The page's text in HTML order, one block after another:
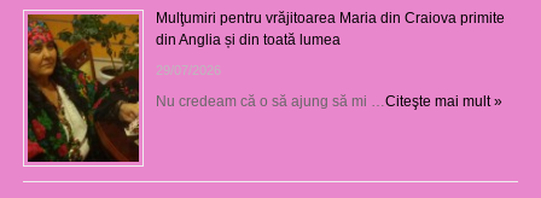
Mulţumiri pentru vrăjitoarea Maria din Craiova primite
din Anglia și din toată lumea
29/07/2026
Nu credeam că o să ajung să mi … Citeşte mai mult »